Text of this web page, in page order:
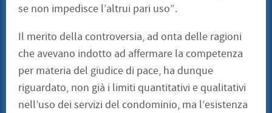
se non impedisce l’altrui pari uso”.
Il merito della controversia, ad onta delle ragioni
che avevano indotto ad affermare la competenza
per materia del giudice di pace, ha dunque
riguardato, non già i limiti quantitativi e qualitativi
nell’uso dei servizi del condominio, ma l’esistenza